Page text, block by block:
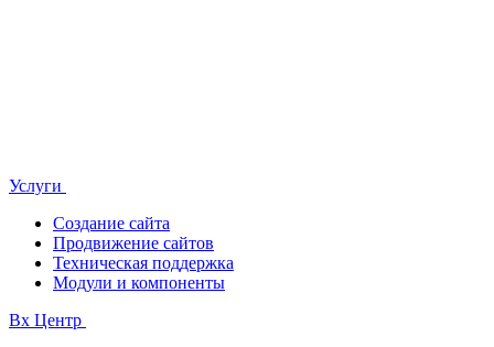
Услуги
Создание сайта
Продвижение сайтов
Техническая поддержка
Модули и компоненты
Bx Центр